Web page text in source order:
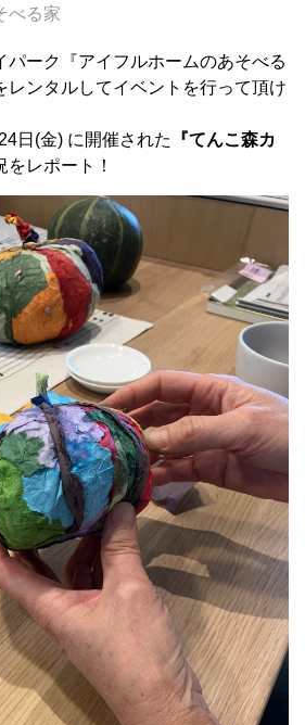
べる家
パーク『アイフルホームのあそべる
レンタルしてイベントを行って頂け
日(金) に開催された
『てんこ森カ
レポート！